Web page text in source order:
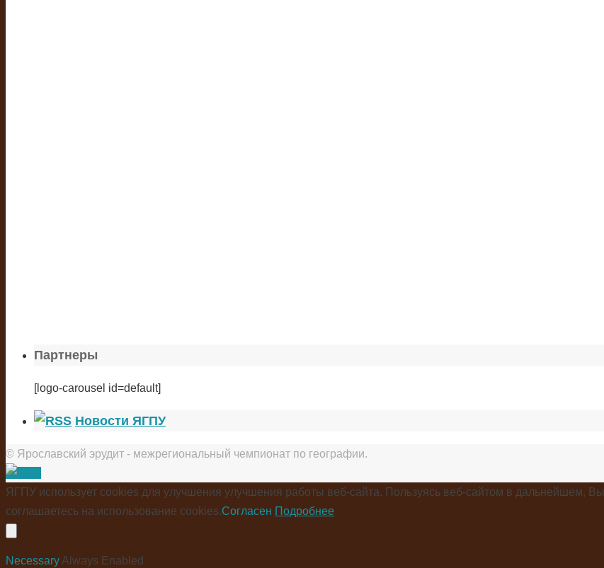
Партнеры
[logo-carousel id=default]
Новости ЯГПУ
© Ярославский эрудит - межрегиональный чемпионат по географии.
ЯГПУ использует cookies для улучшения улучшения работы веб-сайта. Пользуясь веб-сайтом в дальнейшем, Вы
соглашаетесь на использование cookies.Согласен Подробнее
Necessary Always Enabled